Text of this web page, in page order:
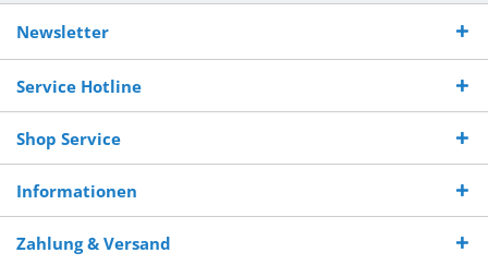
Kostenloser
Versand ab €
250,-
Versand innerhalb von Versand von So erreichen
Sie uns 0160
970 511 90
Newsletter
Service Hotline
Shop Service
Informationen
Zahlung & Versand